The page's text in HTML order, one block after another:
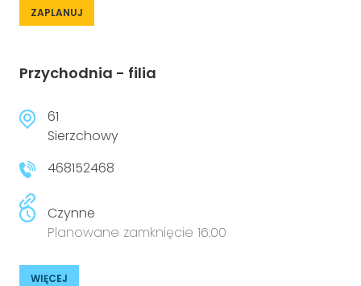
ZAPLANUJ
Przychodnia - filia
61
Sierzchowy
468152468
Czynne
Planowane zamknięcie 16:00
WIĘCEJ